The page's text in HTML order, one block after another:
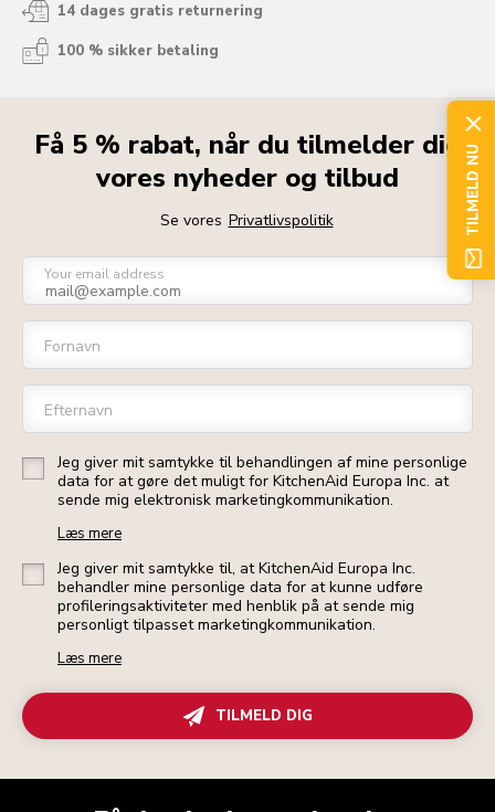
14 dages gratis returnering
100 % sikker betaling
Få 5 % rabat, når du tilmelder dig
vores nyheder og tilbud
Se vores Privatlivspolitik
Your email address
Fornavn
Efternavn
Jeg giver mit samtykke til behandlingen af mine personlige
data for at gøre det muligt for KitchenAid Europa Inc. at
sende mig elektronisk marketingkommunikation.
Læs mere
Jeg giver mit samtykke til, at KitchenAid Europa Inc.
behandler mine personlige data for at kunne udføre
profileringsaktiviteter med henblik på at sende mig
personligt tilpasset marketingkommunikation.
Læs mere
TILMELD DIG
TILMELD NU